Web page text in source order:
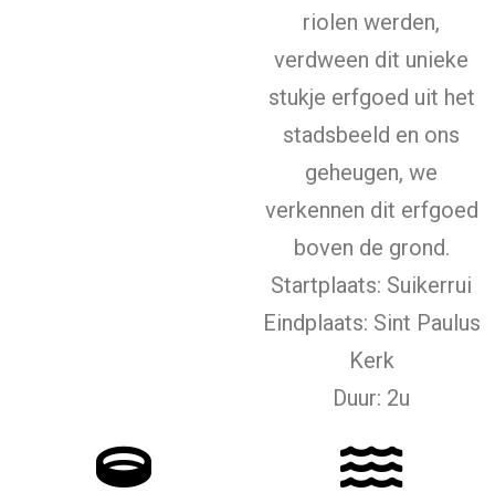
riolen werden,
verdween dit unieke
stukje erfgoed uit het
stadsbeeld en ons
geheugen, we
verkennen dit erfgoed
boven de grond.
Startplaats: Suikerrui
Eindplaats: Sint Paulus
Kerk
Duur: 2u